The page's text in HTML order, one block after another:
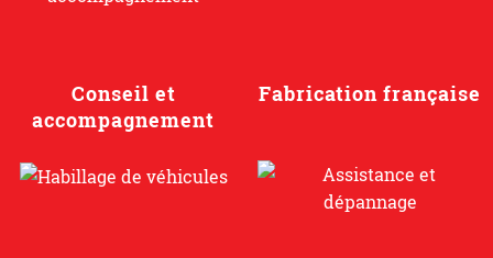
Conseil et
accompagnement
Fabrication française